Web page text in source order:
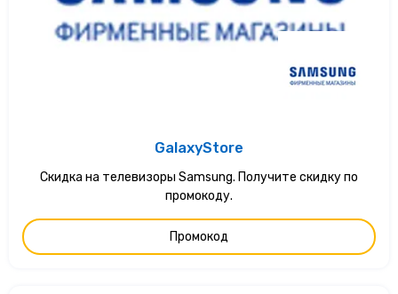
GalaxyStore
Скидка на телевизоры Samsung. Получите скидку по
промокоду.
Промокод